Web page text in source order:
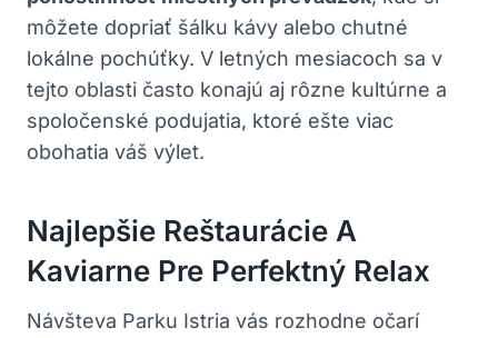
môžete dopriať šálku kávy alebo chutné
lokálne pochúťky. V letných mesiacoch sa v
tejto oblasti často konajú aj rôzne kultúrne a
spoločenské podujatia, ktoré ešte viac
obohatia váš výlet.
Najlepšie Reštaurácie A
Kaviarne Pre Perfektný Relax
Návšteva Parku Istria vás rozhodne očarí